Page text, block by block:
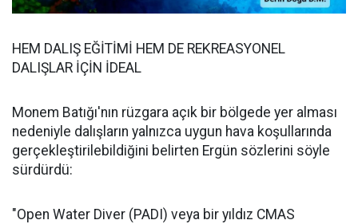
HEM DALIŞ EĞİTİMİ HEM DE REKREASYONEL
DALIŞLAR İÇİN İDEAL
Monem Batığı'nın rüzgara açık bir bölgede yer alması
nedeniyle dalışların yalnızca uygun hava koşullarında
gerçekleştirilebildiğini belirten Ergün sözlerini söyle
sürdürdü:
"Open Water Diver (PADI) veya bir yıldız CMAS